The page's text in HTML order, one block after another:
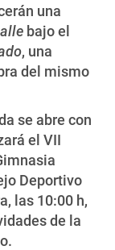
una
bajo el
, una
del mismo
se abre con
el VII
Deportivo
las 10:00 h,
de la